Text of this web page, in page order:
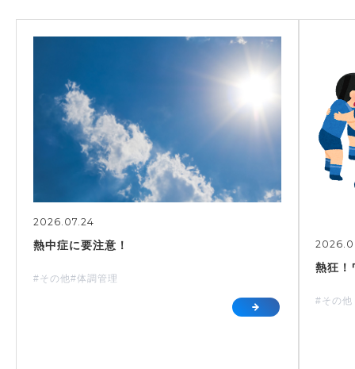
2026.07.24
熱中症に要注意！
#その他#体調管理
熱狂！
#その他